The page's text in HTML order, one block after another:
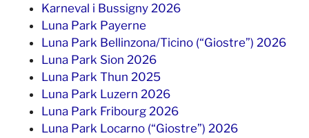
Karneval i Bussigny 2026
Luna Park Payerne
Luna Park Bellinzona/Ticino (“Giostre”) 2026
Luna Park Sion 2026
Luna Park Thun 2025
Luna Park Luzern 2026
Luna Park Fribourg 2026
Luna Park Locarno (“Giostre”) 2026